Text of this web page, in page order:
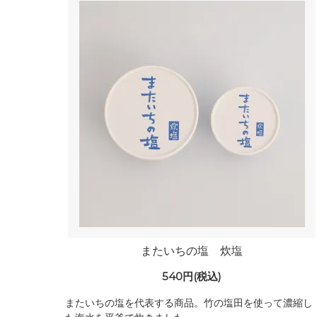
またいちの塩 炊塩
540円(税込)
またいちの塩を代表する商品。竹の塩田を使って濃縮し